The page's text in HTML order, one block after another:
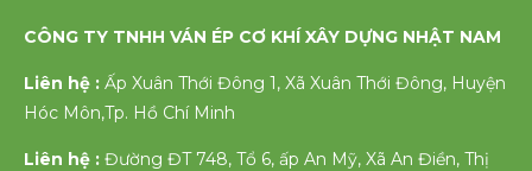
CÔNG TY TNHH VÁN ÉP CƠ KHÍ XÂY DỰNG NHẬT NAM
Liên hệ : Ấp Xuân Thới Đông 1, Xã Xuân Thới Đông, Huyện
Hóc Môn,Tp. Hồ Chí Minh
Liên hệ : Đường ĐT 748, Tổ 6, ấp An Mỹ, Xã An Điền, Thị